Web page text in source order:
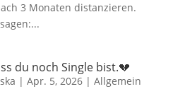
3 Monaten distanzieren.
du noch Single bist.💔
| Apr. 5, 2026| Allgemein